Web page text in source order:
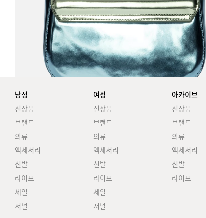
남성
신상품
브랜드
의류
액세서리
신발
라이프
세일
저널
여성
신상품
브랜드
의류
액세서리
신발
라이프
세일
저널
아카이브
신상품
브랜드
의류
액세서리
신발
라이프